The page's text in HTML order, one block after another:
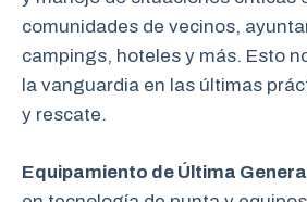
comunidades de vecinos,
campings, hoteles y más. Esto
la vanguardia en las últimas
y rescate.
Equipamiento de Última